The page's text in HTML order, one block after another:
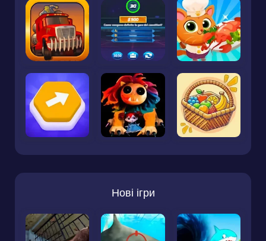
Нові ігри